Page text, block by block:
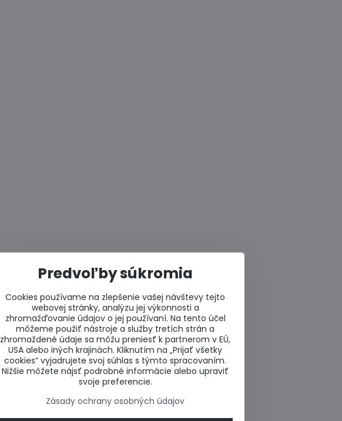
Predvoľby súkromia
Cookies používame na zlepšenie vašej návštevy tejto
webovej stránky, analýzu jej výkonnosti a
zhromažďovanie údajov o jej používaní. Na tento účel
môžeme použiť nástroje a služby tretích strán a
zhromaždené údaje sa môžu preniesť k partnerom v EÚ,
USA alebo iných krajinách. Kliknutím na „Prijať všetky
cookies“ vyjadrujete svoj súhlas s týmto spracovaním.
Nižšie môžete nájsť podrobné informácie alebo upraviť
svoje preferencie.
Zásady ochrany osobných údajov